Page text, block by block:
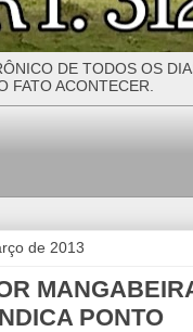
DE TODOS OS
FATO ACONTECER.
de 2013
PONTO